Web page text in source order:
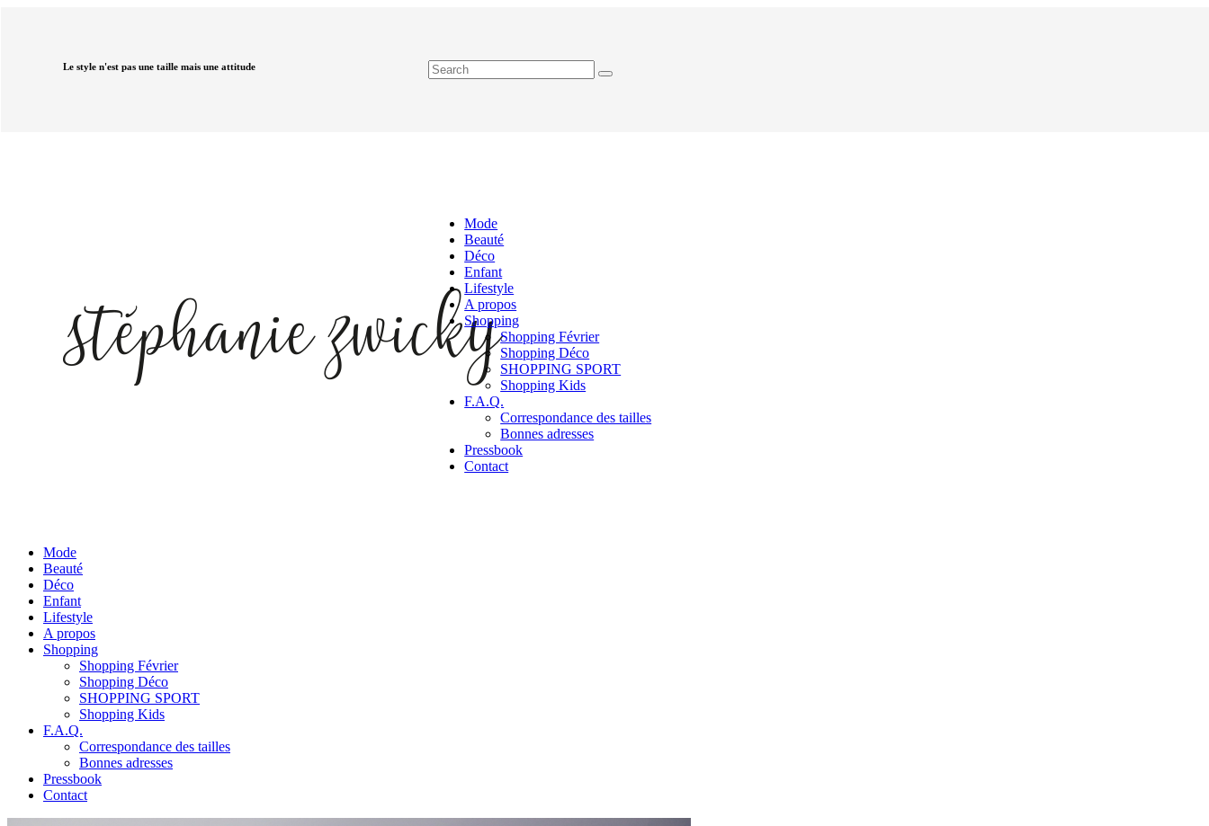
Le style n'est pas une taille mais une attitude
Mode
Beauté
Déco
Enfant
Lifestyle
A propos
Shopping
Shopping Février
Shopping Déco
SHOPPING SPORT
Shopping Kids
F.A.Q.
Correspondance des tailles
Bonnes adresses
Pressbook
Contact
Mode
Beauté
Déco
Enfant
Lifestyle
A propos
Shopping
Shopping Février
Shopping Déco
SHOPPING SPORT
Shopping Kids
F.A.Q.
Correspondance des tailles
Bonnes adresses
Pressbook
Contact